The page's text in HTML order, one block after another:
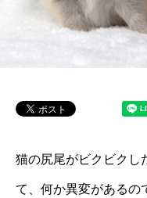
猫の尻尾がビクビクし
て、何か異変があるの